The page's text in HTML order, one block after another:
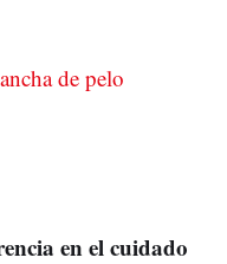
de pelo
en el cuidado